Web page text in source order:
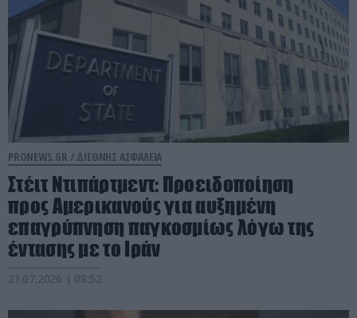
PRONEWS.GR / ΔΙΕΘΝΗΣ ΑΣΦΑΛΕΙΑ
Στέιτ Ντιπάρτμεντ: Προειδοποίηση
προς Αμερικανούς για αυξημένη
επαγρύπνηση παγκοσμίως λόγω της
έντασης με το Ιράν
21.07.2026 | 08:52